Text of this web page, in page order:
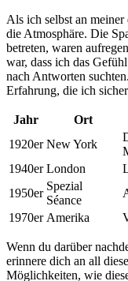
Als ich selbst an
die Atmosphäre. Die
betreten, waren
war, dass ich das
nach Antworten
Erfahrung, die ich
Jahr Ort
1920er New York
1940er London
1950er
Spezial
Séance
1970er Amerika
Wenn du darüber
erinnere dich an all
Möglichkeiten, wie